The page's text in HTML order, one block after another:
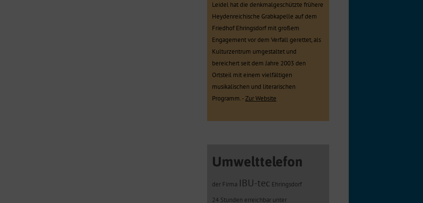
Leidel hat die denkmalgeschützte frühere
Heydenreichische Grabkapelle auf dem
Friedhof Ehringsdorf mit großem
Engagement vor dem Verfall gerettet, als
Kulturzentrum umgestaltet und
bereichert seit dem Jahre 2003 den
Ortsteil mit einem vielfältigen
musikalischen und literarischen
Programm. -Zur Website
Umwelttelefon
der Firma IBU-tec Ehringsdorf
24 Stunden erreichbar unter